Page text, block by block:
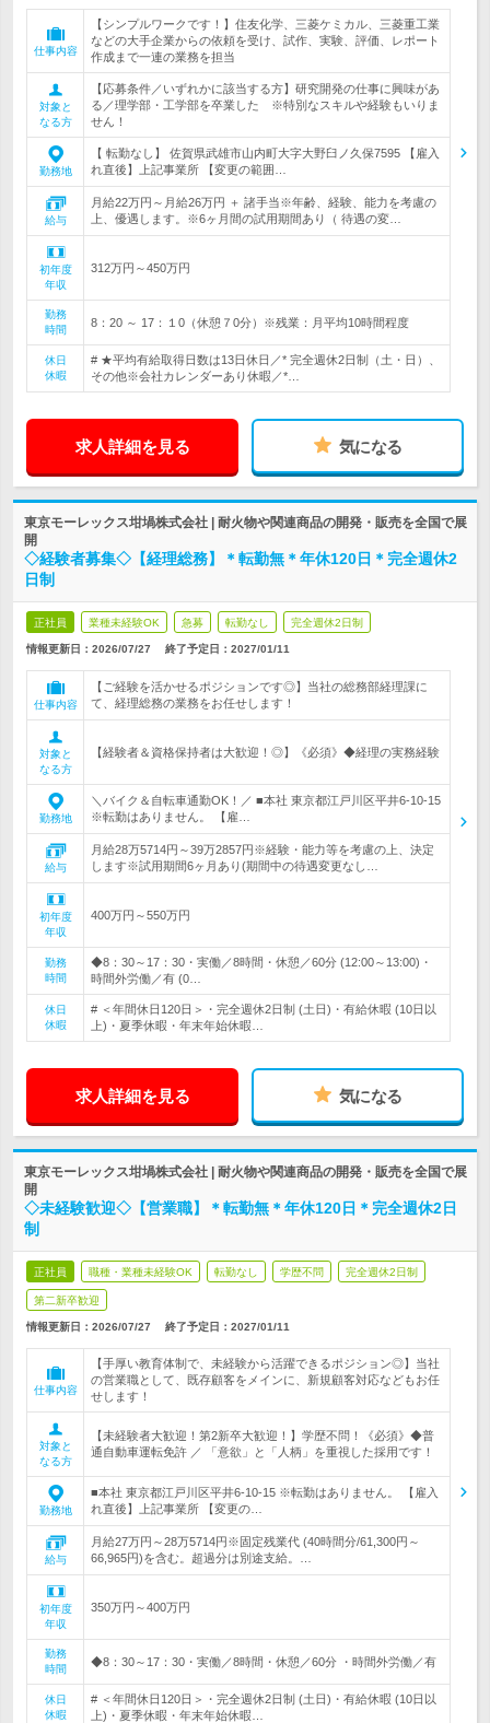
仕事内容
【シンプルワークです！】住友化学、三菱ケミカル、三菱重工業
などの大手企業からの依頼を受け、試作、実験、評価、レポート
作成まで一連の業務を担当
対象と
なる方
【応募条件／いずれかに該当する方】研究開発の仕事に興味があ
る／理学部・工学部を卒業した ※特別なスキルや経験もいりま
せん！
勤務地
【 転勤なし】 佐賀県武雄市山内町大字大野臼ノ久保7595 【雇入
れ直後】上記事業所 【変更の範囲…
給与
月給22万円～月給26万円 ＋ 諸手当※年齢、経験、能力を考慮の
上、優遇します。※6ヶ月間の試用期間あり（ 待遇の変…
初年度
年収
312万円～450万円
勤務
時間
8：20 ～ 17：１0（休憩７0分）※残業：月平均10時間程度
休日
休暇
# ★平均有給取得日数は13日休日／* 完全週休2日制（土・日）、
その他※会社カレンダーあり休暇／*…
求人詳細を見る 気になる
東京モーレックス坩堝株式会社 | 耐火物や関連商品の開発・販売を全国で展
開
◇経験者募集◇【経理総務】＊転勤無＊年休120日＊完全週休2
日制
正社員 業種未経験OK 急募 転勤なし 完全週休2日制
情報更新日：2026/07/27 終了予定日： 2027/01/11
仕事内容
【ご経験を活かせるポジションです◎】当社の総務部経理課に
て、経理総務の業務をお任せします！
対象と
なる方
【経験者＆資格保持者は大歓迎！◎】《必須》◆経理の実務経験
勤務地
＼バイク＆自転車通勤OK！／ ■本社 東京都江戸川区平井6-10-15
※転勤はありません。 【雇…
給与
月給28万5714円～39万2857円※経験・能力等を考慮の上、決定
します※試用期間6ヶ月あり(期間中の待遇変更なし…
初年度
年収
400万円～550万円
勤務
時間
◆8：30～17：30・実働／8時間・休憩／60分 (12:00～13:00)・
時間外労働／有 (0…
休日
休暇
# ＜年間休日120日＞・完全週休2日制 (土日)・有給休暇 (10日以
上)・夏季休暇・年末年始休暇…
求人詳細を見る 気になる
東京モーレックス坩堝株式会社 | 耐火物や関連商品の開発・販売を全国で展
開
◇未経験歓迎◇【営業職】＊転勤無＊年休120日＊完全週休2日
制
正社員 職種・業種未経験OK 転勤なし 学歴不問 完全週休2日制
第二新卒歓迎
情報更新日：2026/07/27 終了予定日： 2027/01/11
仕事内容
【手厚い教育体制で、未経験から活躍できるポジション◎】当社
の営業職として、既存顧客をメインに、新規顧客対応などもお任
せします！
対象と
なる方
【未経験者大歓迎！第2新卒大歓迎！】学歴不問！《必須》◆普
通自動車運転免許 ／ 「意欲」と「人柄」を重視した採用です！
勤務地
■本社 東京都江戸川区平井6-10-15 ※転勤はありません。 【雇入
れ直後】上記事業所 【変更の…
給与
月給27万円～28万5714円※固定残業代 (40時間分/61,300円～
66,965円)を含む。超過分は別途支給。…
初年度
年収
350万円～400万円
勤務
時間
◆8：30～17：30・実働／8時間・休憩／60分 ・時間外労働／有
休日
休暇
# ＜年間休日120日＞・完全週休2日制 (土日)・有給休暇 (10日以
上)・夏季休暇・年末年始休暇…